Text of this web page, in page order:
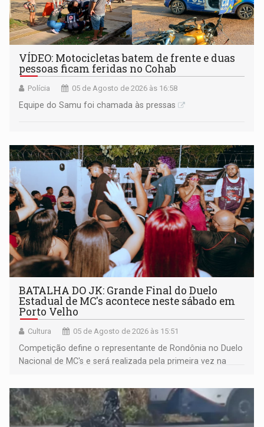
VÍDEO: Motocicletas batem de frente e duas
pessoas ficam feridas no Cohab
Polícia 05 de Agosto de 2026 às 16:58
Equipe do Samu foi chamada às pressas
BATALHA DO JK: Grande Final do Duelo
Estadual de MC's acontece neste sábado em
Porto Velho
Cultura 05 de Agosto de 2026 às 15:51
Competição define o representante de Rondônia no Duelo
Nacional de MC's e será realizada pela primeira vez na